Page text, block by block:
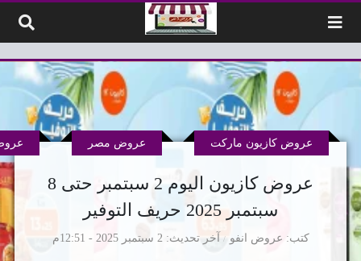
عروض كازيون اليوم 2 سبتمبر حتى 8
سبتمبر 2025 حريف التوفير
كتب عروض انفو
عروض كازيون ماركت عروض مصر
آخر تحديث 2 سبتمبر 2025 - 12:51م